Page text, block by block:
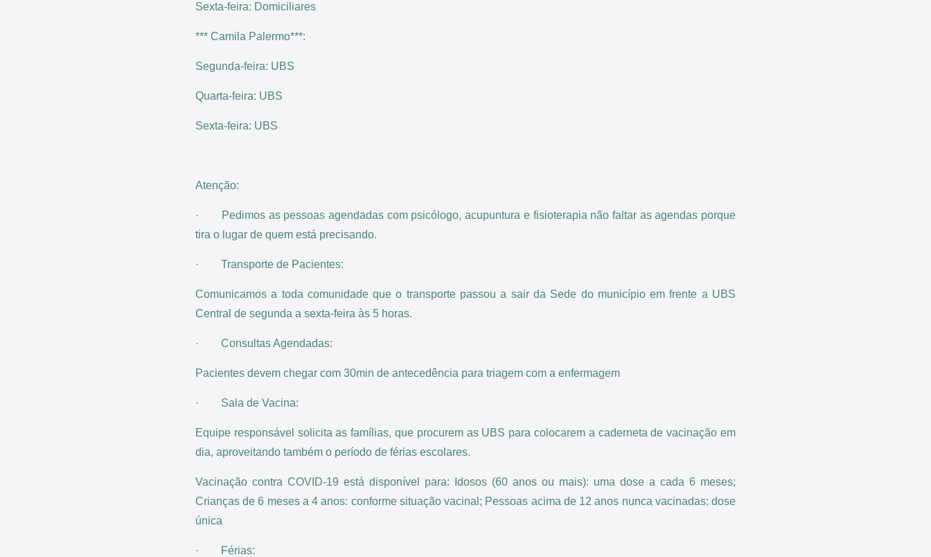
Sexta-feira: Domiciliares
*** Camila Palermo***:
Segunda-feira: UBS
Quarta-feira: UBS
Sexta-feira: UBS
Atenção:
· Pedimos as pessoas agendadas com psicólogo, acupuntura e fisioterapia não faltar as agendas porque
tira o lugar de quem está precisando.
· Transporte de Pacientes:
Comunicamos a toda comunidade que o transporte passou a sair da Sede do município em frente a UBS
Central de segunda a sexta-feira às 5 horas.
· Consultas Agendadas:
Pacientes devem chegar com 30min de antecedência para triagem com a enfermagem
· Sala de Vacina:
Equipe responsável solicita as famílias, que procurem as UBS para colocarem a caderneta de vacinação em
dia, aproveitando também o período de férias escolares.
Vacinação contra COVID-19 está disponível para: Idosos (60 anos ou mais): uma dose a cada 6 meses;
Crianças de 6 meses a 4 anos: conforme situação vacinal; Pessoas acima de 12 anos nunca vacinadas: dose
única
· Férias: